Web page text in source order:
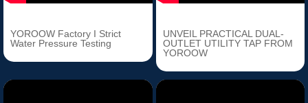
YOROOW Factory I Strict
Water Pressure Testing
UNVEIL PRACTICAL DUAL-
OUTLET UTILITY TAP FROM
YOROOW